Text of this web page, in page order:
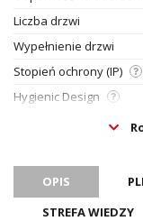
Liczba drzwi
Wypełnienie drzwi
Stopień ochrony (IP)
Hygienic Design
Do strefy Ex 2
OPIS
STREFA WIEDZY